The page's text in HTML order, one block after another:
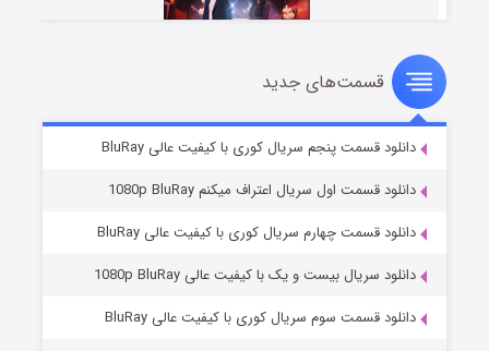
سریال زشت
قسمت۵ (زیرنویس) منتشر شد
قسمت‌های جدید
دانلود قسمت پنجم سریال کوری با کیفیت عالی BluRay
دانلود قسمت اول سریال اعتراف میکنم 1080p BluRay
دانلود قسمت چهارم سریال کوری با کیفیت عالی BluRay
دانلود سریال بیست و یک با کیفیت عالی 1080p BluRay
دانلود قسمت سوم سریال کوری با کیفیت عالی BluRay